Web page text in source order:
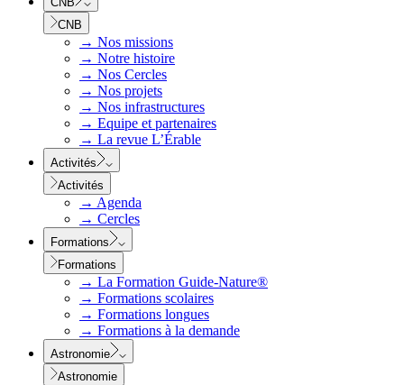
CNB
→ Nos missions
→ Notre histoire
→ Nos Cercles
→ Nos projets
→ Nos infrastructures
→ Equipe et partenaires
→ La revue L’Érable
Activités
Activités
→ Agenda
→ Cercles
Formations
Formations
→ La Formation Guide-Nature®
→ Formations scolaires
→ Formations longues
→ Formations à la demande
Astronomie
Astronomie